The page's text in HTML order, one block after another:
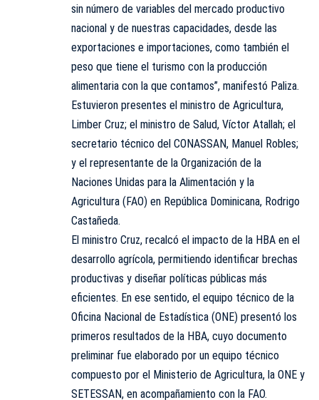
sin número de variables del mercado productivo
nacional y de nuestras capacidades, desde las
exportaciones e importaciones, como también el
peso que tiene el turismo con la producción
alimentaria con la que contamos”, manifestó Paliza.
Estuvieron presentes el ministro de Agricultura,
Limber Cruz; el ministro de Salud, Víctor Atallah; el
secretario técnico del CONASSAN, Manuel Robles;
y el representante de la Organización de la
Naciones Unidas para la Alimentación y la
Agricultura (FAO) en República Dominicana, Rodrigo
Castañeda.
El ministro Cruz, recalcó el impacto de la HBA en el
desarrollo agrícola, permitiendo identificar brechas
productivas y diseñar políticas públicas más
eficientes. En ese sentido, el equipo técnico de la
Oficina Nacional de Estadística (ONE) presentó los
primeros resultados de la HBA, cuyo documento
preliminar fue elaborado por un equipo técnico
compuesto por el Ministerio de Agricultura, la ONE y
SETESSAN, en acompañamiento con la FAO.